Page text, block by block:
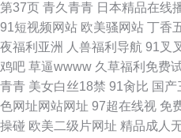
第37页 青久青青 日本精品在线
91短视频网站 欧美骚网站 丁香
夜福利亚洲
人兽福利导航 91叉
鸡吧 草逼wwww 久草福利免费
青青 美女白丝18禁 91肏比 国产
色网址网站网址 97超在线视 免
操碰 欧美二级片网址 精品成人